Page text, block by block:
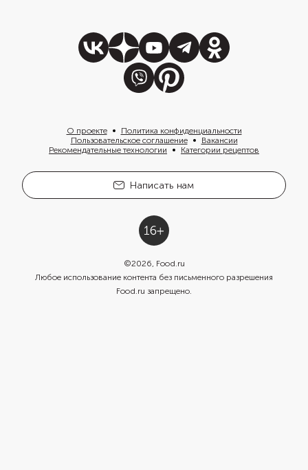
О проекте
Политика конфиденциальности
Пользовательское соглашение
Вакансии
Рекомендательные технологии
Категории рецептов
Написать нам
©2026, Food.ru
Любое использование контента без письменного разрешения
Food.ru запрещено.